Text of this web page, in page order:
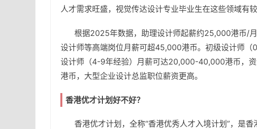
人才需求旺盛，视觉传达设计专业毕业生在这些领域有较
根据2025年数据，助理设计师起薪约25,000港币/
设计师等高端岗位月薪可超45,000港币。初级设计师
设计师（4-9年经验）月薪可达20,000-40,000港币，
港币，大型企业设计总监职位薪资更高。
香港优才计划好不好？
香港优才计划，全称“香港优秀人才入境计划”，是